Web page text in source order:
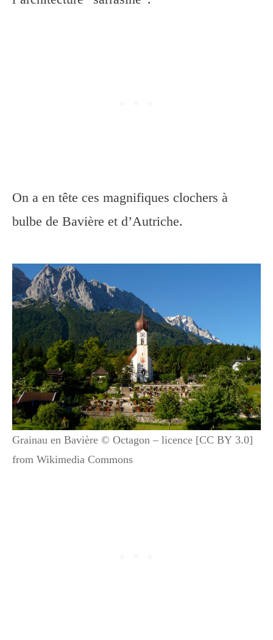
On a en tête ces magnifiques clochers à
bulbe de Bavière et d’Autriche.
Grainau en Bavière © Octagon – licence [CC BY 3.0]
from Wikimedia Commons